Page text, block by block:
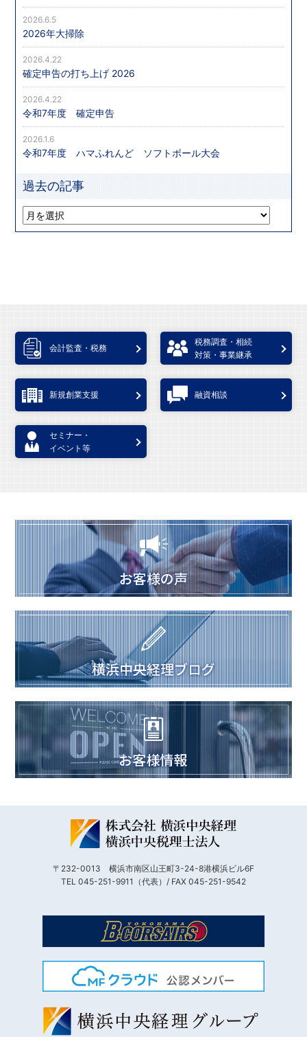
2026年大掃除
2026.6.5
確定申告の打ち上げ 2026
2026.4.22
令和7年度 確定申告
2026.4.22
令和7年度 ハマふれんど ソフトボール大会
2026.1.6
過去の記事
会計監査・税務
税務調査・相続
対策・事業継承
新規創業支援 融資相談
セミナー・
イベント等
〒232-0013 横浜市南区山王町3-24-8港横浜ビル6F
TEL 045-251-9911（代表）/ FAX 045-251-9542